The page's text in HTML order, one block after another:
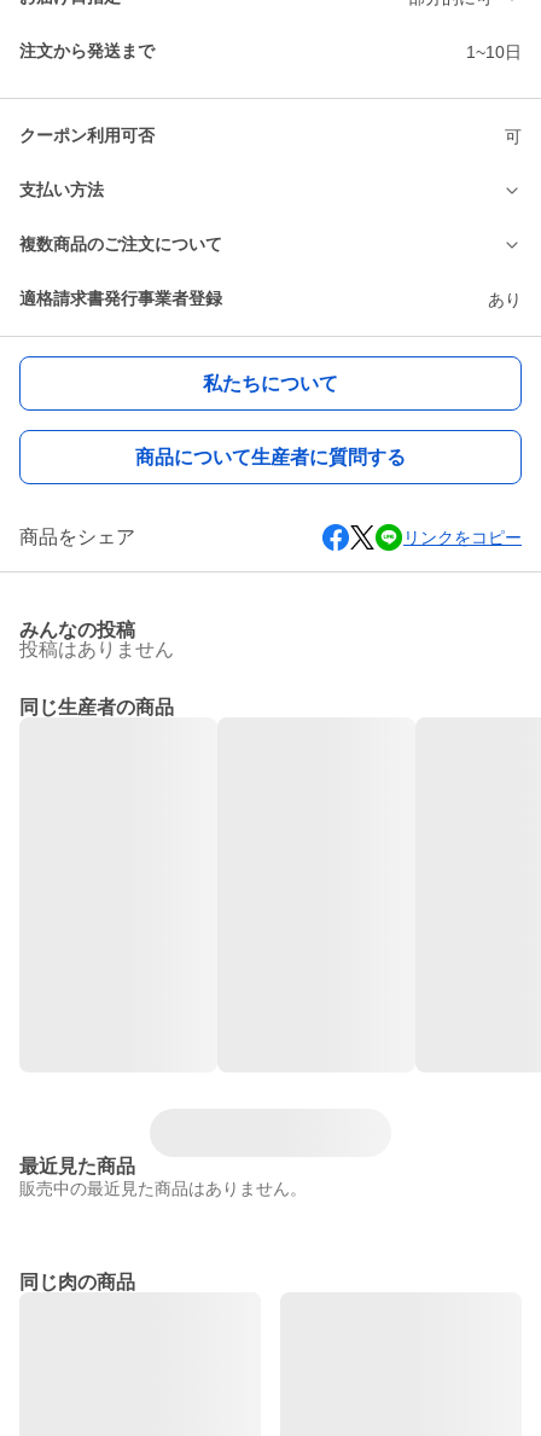
注文から発送まで 1~10日
クーポン利用可否 可
支払い方法
複数商品のご注文について
適格請求書発行事業者登録 あり
私たちについて
商品について生産者に質問する
商品をシェア リンクをコピー
みんなの投稿
投稿はありません
同じ生産者の商品
最近見た商品
販売中の最近見た商品はありません。
同じ肉の商品